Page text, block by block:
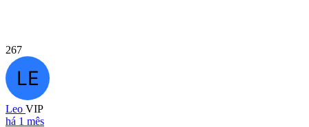
267
Leo VIP
há 1 mês